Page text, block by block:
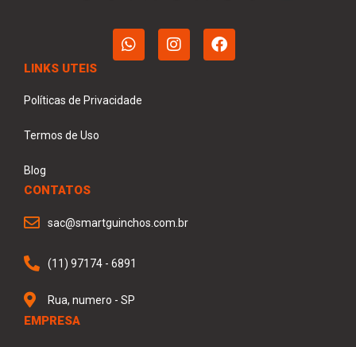
LINKS UTEIS
Políticas de Privacidade
Termos de Uso
Blog
CONTATOS
sac@smartguinchos.com.br
(11) 97174 - 6891
Rua, numero - SP
EMPRESA